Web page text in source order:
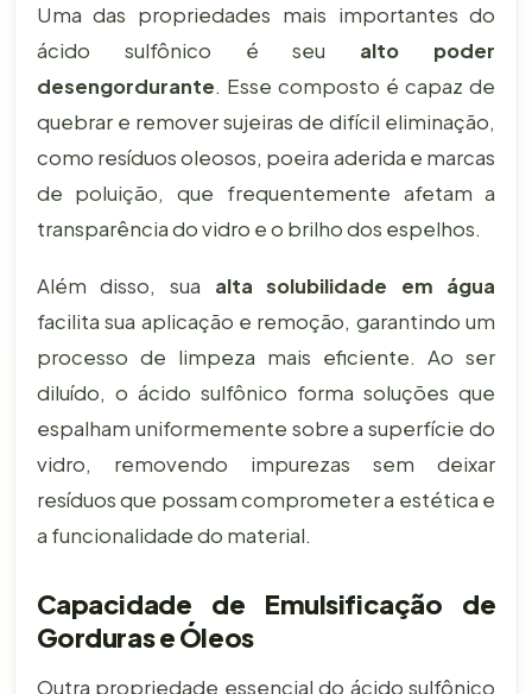
Uma das propriedades mais importantes do
ácido sulfônico é seu alto poder
desengordurante. Esse composto é capaz de
quebrar e remover sujeiras de difícil eliminação,
como resíduos oleosos, poeira aderida e marcas
de poluição, que frequentemente afetam a
transparência do vidro e o brilho dos espelhos.
Além disso, sua alta solubilidade em água
facilita sua aplicação e remoção, garantindo um
processo de limpeza mais eficiente. Ao ser
diluído, o ácido sulfônico forma soluções que
espalham uniformemente sobre a superfície do
vidro, removendo impurezas sem deixar
resíduos que possam comprometer a estética e
a funcionalidade do material.
Capacidade de Emulsificação de
Gorduras e Óleos
Outra propriedade essencial do ácido sulfônico